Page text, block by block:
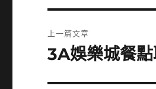
章
上一篇文章
上
篇
3A娛樂城餐